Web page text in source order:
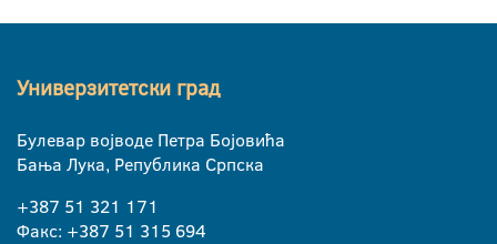
Универзитетски град
Булевар војводе Петра Бојовића
Бања Лука, Република Српска
+387 51 321 171
Факс: +387 51 315 694